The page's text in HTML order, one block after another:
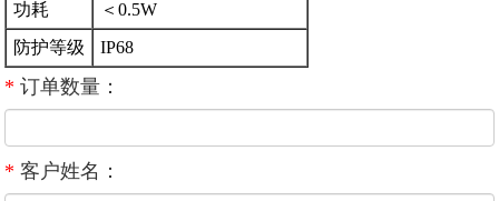
功耗
＜0.5W
防护等级
IP68
* 订单数量：
* 客户姓名：